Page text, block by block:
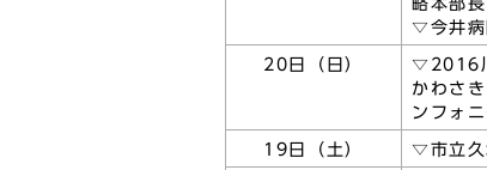
略本部
▽今井病
20日（日）
▽2016
かわさ
ンフォ
19日（土） ▽市立久